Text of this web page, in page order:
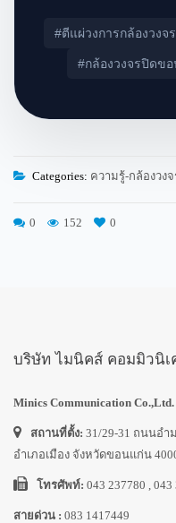
#ตีแผ่วงการกล้องวงจ
#กล้องวงจรปิดข
Categories: ความรู้-กล้องวง
0 152 0
บริษัท ไมนิคส์ คอมมิวนิ
Minics Communication Co.,Ltd.
สถานที่ตั้ง: 31/29-31 ถนนอำ
อำเภอเมือง จังหวัดขอนแก่น
โทรศัพท์: 043 237780 , 043
สายด่วน : 083 1417449